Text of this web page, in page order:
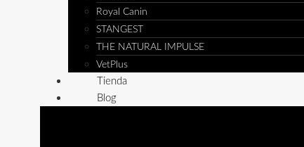
Royal Canin
STANGEST
THE NATURAL IMPULSE
VetPlus
Tienda
Blog